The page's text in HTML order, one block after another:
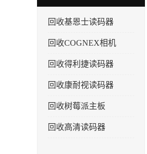
回收基恩士读码器
回收COGNEX相机
回收得利捷读码器
回收康耐视读码器
回收树莓派主板
回收高清读码器